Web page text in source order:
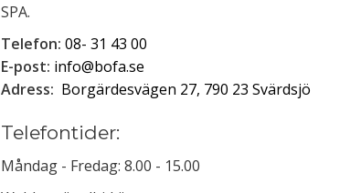
SPA.
Telefon: 08- 31 43 00
E-post: info@bofa.se
Adress: Borgärdesvägen 27, 790 23 Svärdsjö
Telefontider:
Måndag - Fredag: 8.00 - 15.00